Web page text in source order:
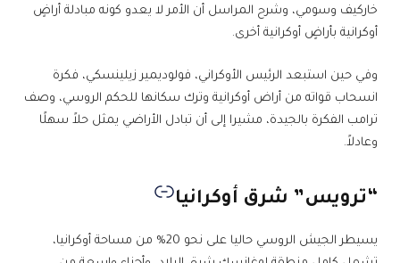
خاركيف وسومي، وشرح المراسل أن الأمر لا يعدو كونه مبادلة أراضٍ
أوكرانية بأراضٍ أوكرانية أخرى.
وفي حين استبعد الرئيس الأوكراني، فولوديمير زيلينسكي، فكرة
انسحاب قواته من أراض أوكرانية وترك سكانها للحكم الروسي، وصف
ترامب الفكرة بالجيدة، مشيرا إلى أن تبادل الأراضي يمثل حلاً سهلًا
وعادلاً.
“ترويس” شرق أوكرانيا
يسيطر الجيش الروسي حاليا على نحو 20% من مساحة أوكرانيا،